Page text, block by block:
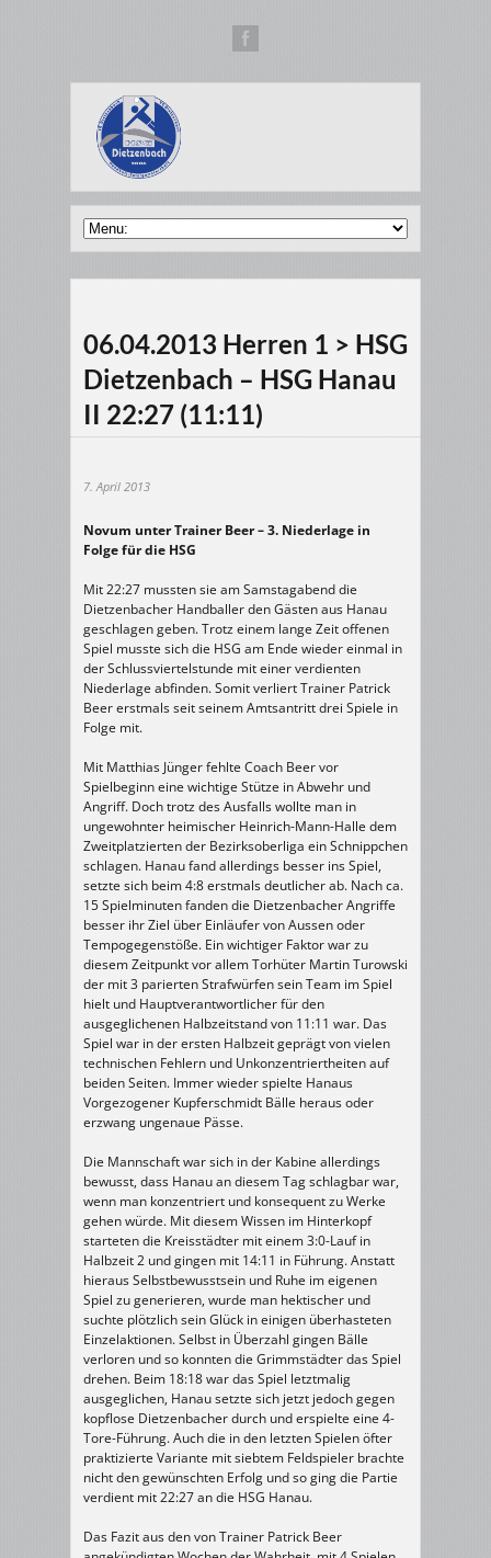
06.04.2013 Herren 1 > HSG
Dietzenbach – HSG Hanau
II 22:27 (11:11)
7. April 2013
Novum unter Trainer Beer – 3. Niederlage in
Folge für die HSG
Mit 22:27 mussten sie am Samstagabend die
Dietzenbacher Handballer den Gästen aus Hanau
geschlagen geben. Trotz einem lange Zeit offenen
Spiel musste sich die HSG am Ende wieder einmal in
der Schlussviertelstunde mit einer verdienten
Niederlage abfinden. Somit verliert Trainer Patrick
Beer erstmals seit seinem Amtsantritt drei Spiele in
Folge mit.
Mit Matthias Jünger fehlte Coach Beer vor
Spielbeginn eine wichtige Stütze in Abwehr und
Angriff. Doch trotz des Ausfalls wollte man in
ungewohnter heimischer Heinrich-Mann-Halle dem
Zweitplatzierten der Bezirksoberliga ein Schnippchen
schlagen. Hanau fand allerdings besser ins Spiel,
setzte sich beim 4:8 erstmals deutlicher ab. Nach ca.
15 Spielminuten fanden die Dietzenbacher Angriffe
besser ihr Ziel über Einläufer von Aussen oder
Tempogegenstöße. Ein wichtiger Faktor war zu
diesem Zeitpunkt vor allem Torhüter Martin Turowski
der mit 3 parierten Strafwürfen sein Team im Spiel
hielt und Hauptverantwortlicher für den
ausgeglichenen Halbzeitstand von 11:11 war. Das
Spiel war in der ersten Halbzeit geprägt von vielen
technischen Fehlern und Unkonzentriertheiten auf
beiden Seiten. Immer wieder spielte Hanaus
Vorgezogener Kupferschmidt Bälle heraus oder
erzwang ungenaue Pässe.
Die Mannschaft war sich in der Kabine allerdings
bewusst, dass Hanau an diesem Tag schlagbar war,
wenn man konzentriert und konsequent zu Werke
gehen würde. Mit diesem Wissen im Hinterkopf
starteten die Kreisstädter mit einem 3:0-Lauf in
Halbzeit 2 und gingen mit 14:11 in Führung. Anstatt
hieraus Selbstbewusstsein und Ruhe im eigenen
Spiel zu generieren, wurde man hektischer und
suchte plötzlich sein Glück in einigen überhasteten
Einzelaktionen. Selbst in Überzahl gingen Bälle
verloren und so konnten die Grimmstädter das Spiel
drehen. Beim 18:18 war das Spiel letztmalig
ausgeglichen, Hanau setzte sich jetzt jedoch gegen
kopflose Dietzenbacher durch und erspielte eine 4-
Tore-Führung. Auch die in den letzten Spielen öfter
praktizierte Variante mit siebtem Feldspieler brachte
nicht den gewünschten Erfolg und so ging die Partie
verdient mit 22:27 an die HSG Hanau.
Das Fazit aus den von Trainer Patrick Beer